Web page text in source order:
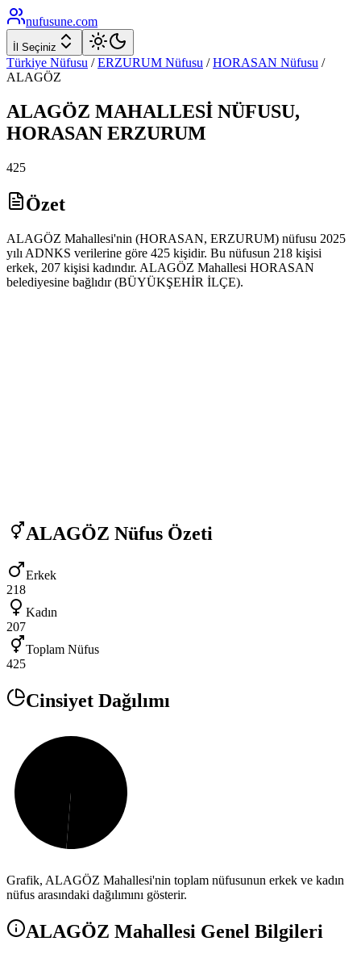
nufusune.com
İl Seçiniz
Türkiye Nüfusu / ERZURUM Nüfusu / HORASAN Nüfusu /
ALAGÖZ
ALAGÖZ MAHALLESİ NÜFUSU,
HORASAN ERZURUM
425
Özet
ALAGÖZ Mahallesi'nin (HORASAN, ERZURUM) nüfusu 2025
yılı ADNKS verilerine göre 425 kişidir. Bu nüfusun 218 kişisi
erkek, 207 kişisi kadındır. ALAGÖZ Mahallesi HORASAN
belediyesine bağlıdır (BÜYÜKŞEHİR İLÇE).
ALAGÖZ Nüfus Özeti
Erkek
218
Kadın
207
Toplam Nüfus
425
Cinsiyet Dağılımı
Grafik, ALAGÖZ Mahallesi'nin toplam nüfusunun erkek ve kadın
nüfus arasındaki dağılımını gösterir.
ALAGÖZ Mahallesi Genel Bilgileri